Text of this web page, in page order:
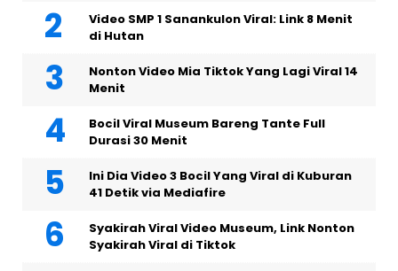
Video SMP 1 Sanankulon Viral: Link 8 Menit
di Hutan
Nonton Video Mia Tiktok Yang Lagi Viral 14
Menit
Bocil Viral Museum Bareng Tante Full
Durasi 30 Menit
Ini Dia Video 3 Bocil Yang Viral di Kuburan
41 Detik via Mediafire
Syakirah Viral Video Museum, Link Nonton
Syakirah Viral di Tiktok